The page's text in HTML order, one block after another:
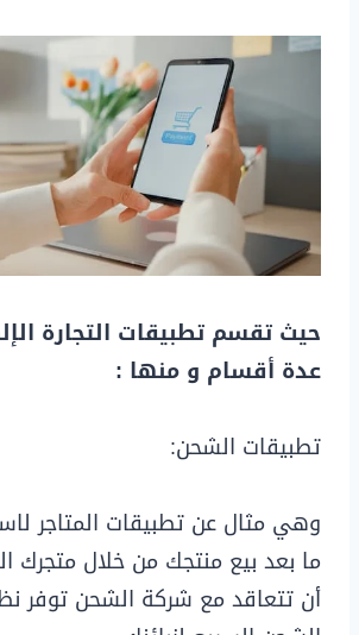
حيث تقسم تطبيقات التجارة
عدة أقسام و منها :
تطبيقات الشحن:
وهي مثال عن تطبيقات المتاجر
ما بعد بيع منتجك من خلال متجرك
أن تتعاقد مع شركة الشحن توفر